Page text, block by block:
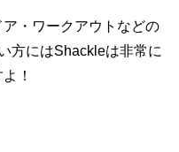
ア・ワークアウトなどの
方にはShackleは非常に
！